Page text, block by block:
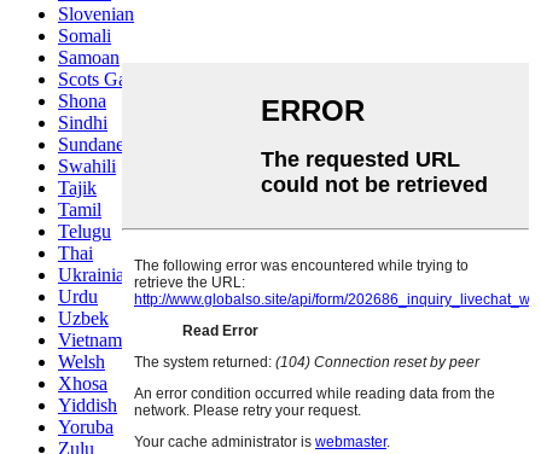
Slovenian
Somali
Samoan
Scots Gaelic
Shona
Sindhi
Sundanese
Swahili
Tajik
Tamil
Telugu
Thai
Ukrainian
Urdu
Uzbek
Vietnamese
Welsh
Xhosa
Yiddish
Yoruba
Zulu